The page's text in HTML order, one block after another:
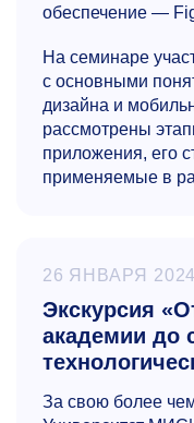
обеспечение —
На семинаре
с основными
дизайна и
рассмотрены
приложения, его
применяемые в
26 ЯНВАРЯ
Экскурсия
академии до
За свою более